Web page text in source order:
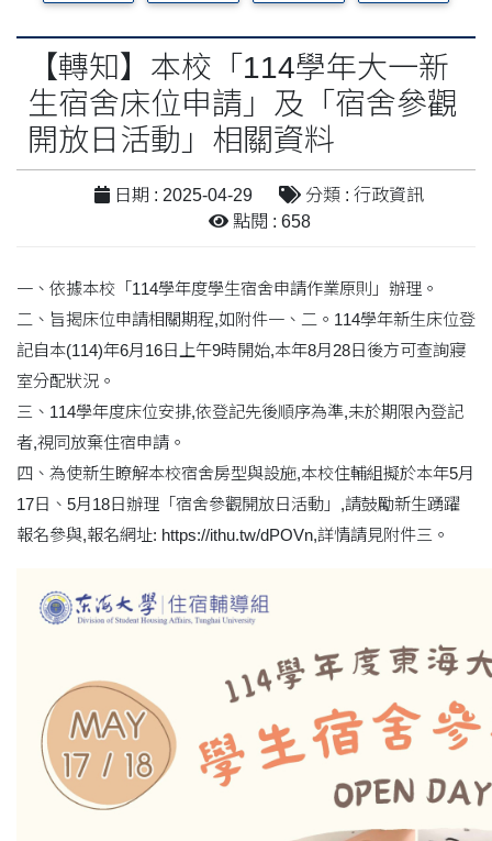
【轉知】本校「114學年大一新
生宿舍床位申請」及「宿舍參觀
開放日活動」相關資料
日期 : 2025-04-29
分類 : 行政資訊
點閱 : 658
一、依據本校「114學年度學生宿舍申請作業原則」辦理。
二、旨揭床位申請相關期程,如附件一、二。114學年新生床位登
記自本(114)年6月16日上午9時開始,本年8月28日後方可查詢寢
室分配狀況。
三、114學年度床位安排,依登記先後順序為準,未於期限內登記
者,視同放棄住宿申請。
四、為使新生瞭解本校宿舍房型與設施,本校住輔組擬於本年5月
17日、5月18日辦理「宿舍參觀開放日活動」,請鼓勵新生踴躍
報名參與,報名網址: https://ithu.tw/dPOVn,詳情請見附件三。